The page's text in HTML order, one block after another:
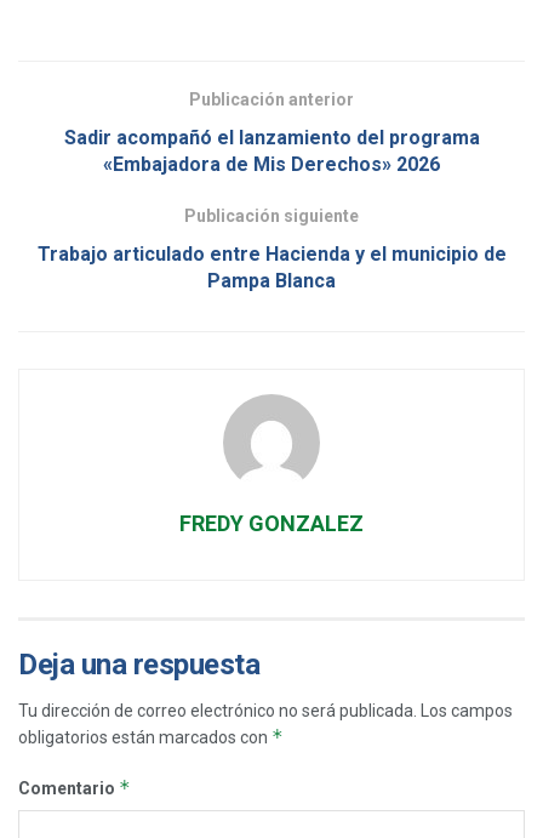
Publicación anterior
Sadir acompañó el lanzamiento del programa
«Embajadora de Mis Derechos» 2026
Publicación siguiente
Trabajo articulado entre Hacienda y el municipio de
Pampa Blanca
FREDY GONZALEZ
Deja una respuesta
Tu dirección de correo electrónico no será publicada. Los campos
obligatorios están marcados con *
Comentario *